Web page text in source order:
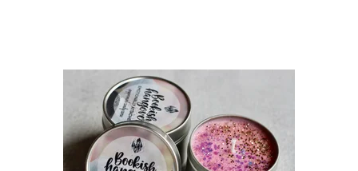
Mátové bonbóny na zchlazení emocí.
Skladem 2
2757